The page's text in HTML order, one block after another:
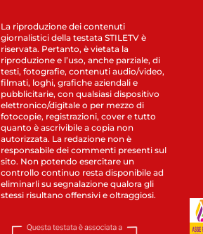
La riproduzione dei contenuti
giornalistici della testata STILETV è
riservata. Pertanto, è vietata la
riproduzione e l’uso, anche parziale, di
testi, fotografie, contenuti audio/video,
filmati, loghi, grafiche aziendali e
pubblicitarie, con qualsiasi dispositivo
elettronico/digitale o per mezzo di
fotocopie, registrazioni, cover e tutto
quanto è ascrivibile a copia non
autorizzata. La redazione non è
responsabile dei commenti presenti sul
sito. Non potendo esercitare un
controllo continuo resta disponibile ad
eliminarli su segnalazione qualora gli
stessi risultano offensivi e oltraggiosi.